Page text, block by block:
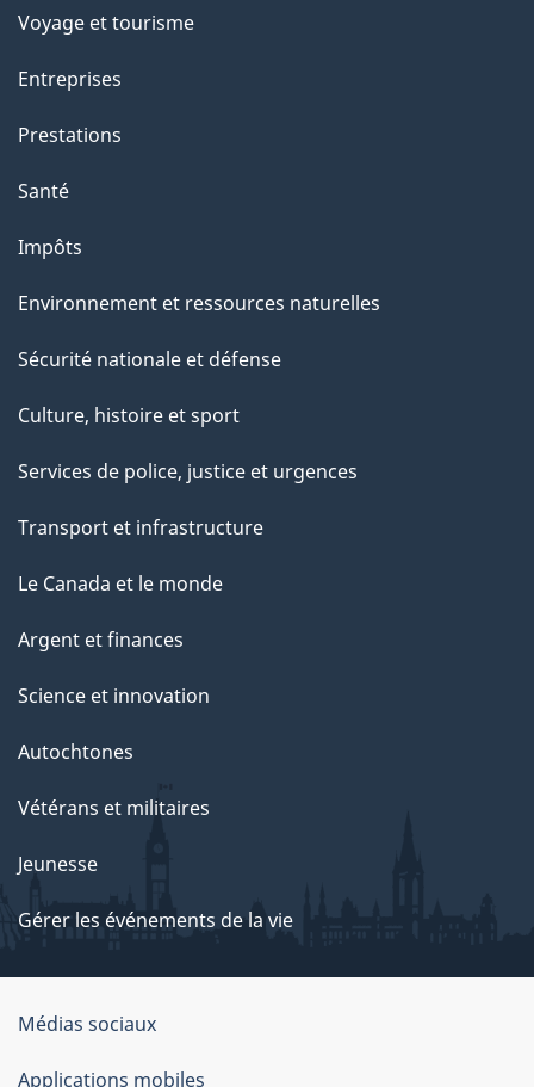
Voyage et tourisme
Entreprises
Prestations
Santé
Impôts
Environnement et ressources naturelles
Sécurité nationale et défense
Culture, histoire et sport
Services de police, justice et urgences
Transport et infrastructure
Le Canada et le monde
Argent et finances
Science et innovation
Autochtones
Vétérans et militaires
Jeunesse
Gérer les événements de la vie
Organisation
du
Médias sociaux
Applications mobiles